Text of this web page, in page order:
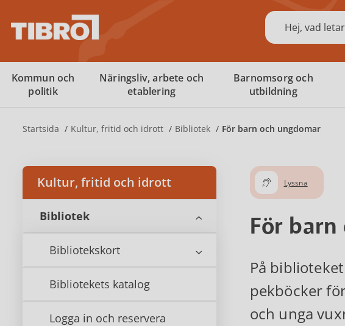
Sök
Kommun och
politik
Näringsliv, arbete och
etablering
Barnomsorg och
utbildning
Startsida Kultur, fritid och idrott Bibliotek För barn och ungdomar
Kultur, fritid och idrott
Bibliotek
Bibliotekskort
Bibliotekets katalog
Logga in och reservera
Lyssna
För
På
pekböcker
och unga